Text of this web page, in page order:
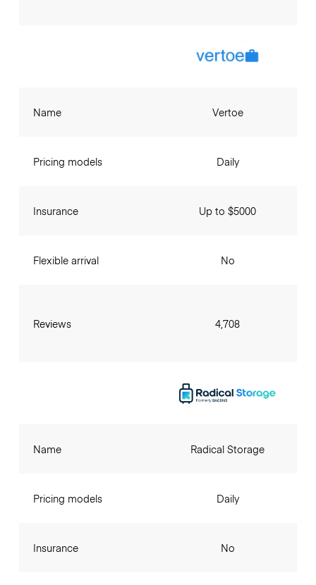
Name
Pricing models
Insurance
Flexible arrival
Reviews
Vertoe
Daily
Up to $5000
No
4,708
Name
Pricing models
Insurance
Radical Storage
Daily
No